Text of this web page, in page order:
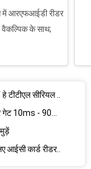
में आरएफआईडी रीडर
के साथ;
स्वचालित कार्ड मशीन टीसीडी-720M RS232 और मैं / हे टीटीएल सीरियल इंटरफ़ेस
टिकट dispensers एक पाश डिटेक्टर, ट्रैफिक बैरियर गेट 10ms - 90MS
मुड़ें
आईएसओ मैन्युअल सम्मिलित करें कार्ड रीडर, डुबकी के लिए आईसी कार्ड रीडर / आरएफआईडी कार्ड